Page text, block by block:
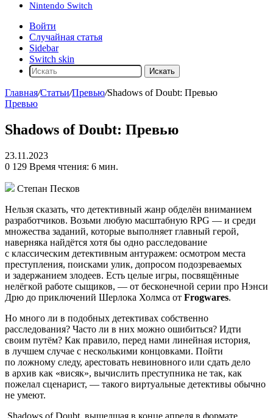
Nintendo Switch
Войти
Случайная статья
Sidebar
Switch skin
Искать
Главная/Статьи/Превью/Shadows of Doubt: Превью
Превью
Shadows of Doubt: Превью
23.11.2023
0 129 Время чтения: 6 мин.
Степан Песков
Нельзя сказать, что детективный жанр обделён вниманием
разработчиков. Возьми любую масштабную RPG — и среди
множества заданий, которые выполняет главный герой,
наверняка найдётся хотя бы одно расследование
с классическим детективным антуражем: осмотром места
преступления, поисками улик, допросом подозреваемых
и задержанием злодеев. Есть целые игры, посвящённые
нелёгкой работе сыщиков, — от бесконечной серии про Нэнси
Дрю до приключений Шерлока Холмса от Frogwares.
Но много ли в подобных детективах собственно
расследования? Часто ли в них можно ошибиться? Идти
своим путём? Как правило, перед нами линейная история,
в лучшем случае с несколькими концовками. Пойти
по ложному следу, арестовать невиновного или сдать дело
в архив как «висяк», вычислить преступника не так, как
пожелал сценарист, — такого виртуальные детективы обычно
не умеют.
Shadows of Doubt, вышедшая в конце апреля в формате